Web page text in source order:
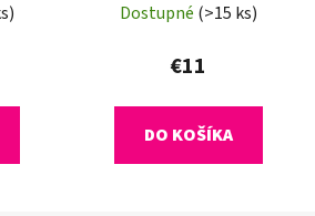
140x100 cm, 0,5 mm
Dostupné (>15 ks)
€11
DO KOŠÍKA